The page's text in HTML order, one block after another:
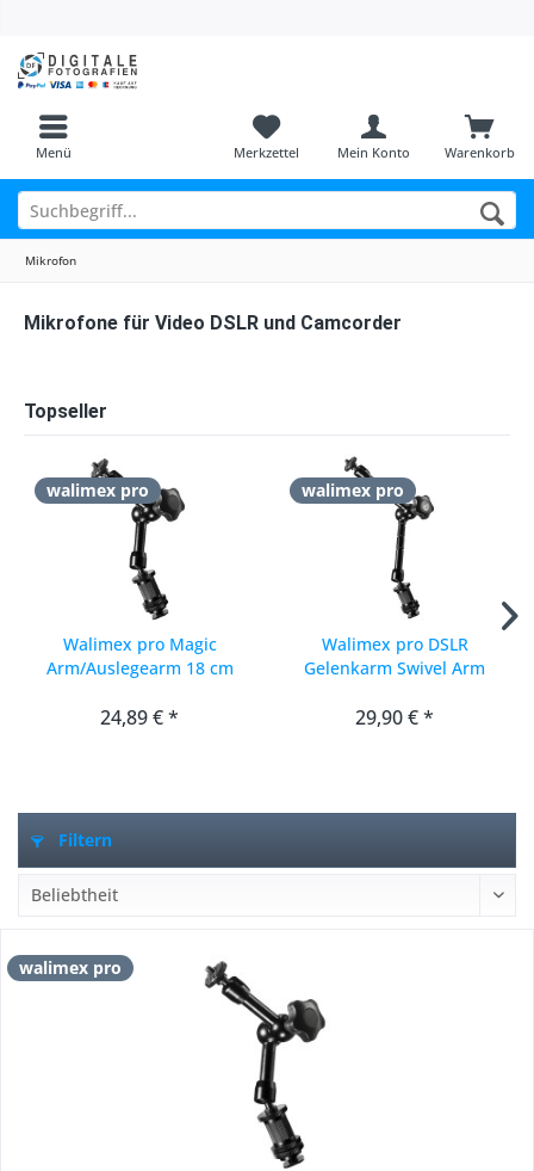
Menü Warenkorb
Merkzettel Mein Konto
Mikrofon
Mikrofone für Video DSLR und Camcorder
Topseller
walimex pro
Walimex pro Magic
Arm/Auslegearm 18 cm
24,89 € *
walimex pro
Walimex pro DSLR
Gelenkarm Swivel Arm
29,90 € *
Filtern
walimex pro